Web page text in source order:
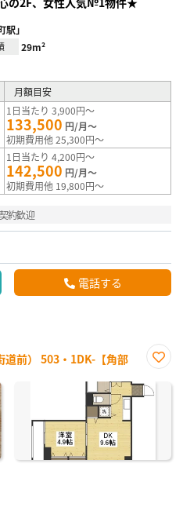
」
29m²
月額目安
1日当たり 3,900円～
133,500 円/月～
初期費用他 25,300円～
1日当たり 4,200円～
142,500 円/月～
初期費用他 19,800円～
約歓迎
電話する
道前） 503・1DK-【角部
に入
り登